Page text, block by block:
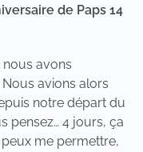
de Paps 14
avons
avions alors
notre départ du
pensez… 4 jours, ça
me permettre,